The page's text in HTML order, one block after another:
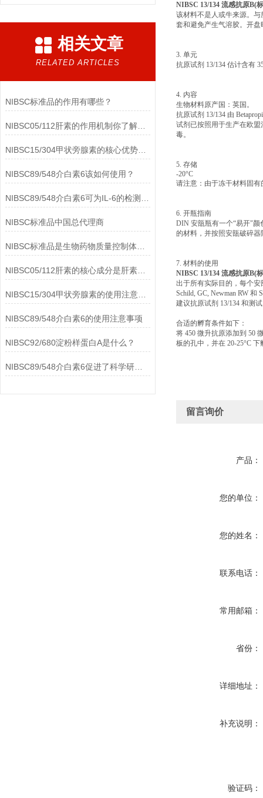
相关文章
RELATED ARTICLES
NIBSC标准品的作用有哪些？
NIBSC05/112肝素的作用机制你了解多少？
NIBSC15/304甲状旁腺素的核心优势有哪些？
NIBSC89/548介白素6该如何使用？
NIBSC标准品中国总代理商
NIBSC标准品是生物药物质量控制体系中的基础工具
NIBSC05/112肝素的核心成分是肝素钠(Heparin Sodium)
NIBSC15/304甲状旁腺素的使用注意事项
NIBSC89/548介白素6的使用注意事项
NIBSC92/680淀粉样蛋白A是什么？
NIBSC89/548介白素6促进了科学研究的进步
NIBSC 13/134 流感抗原B(
该材料不是人或牛来源。
套和避免产生气溶胶。开
3. 单元
抗原试剂 13/134 估计含有
4. 内容
生物材料原产国：英国。
抗原试剂 13/134 由
试剂已按照用于生产在欧
毒。
5. 存储
-20°C
请注意：由于冻干材料固
6. 开瓶指南
DIN 安瓿瓶有一个“易开"
的材料，并按照安瓿破碎
7. 材料的使用
NIBSC 13/134 流感抗原B(
出于所有实际目的，每个
Schild, GC, Newman RW 和
建议抗原试剂 13/134 和测
合适的孵育条件如下：
将 450 微升抗原添加到 50
板的孔中，并在 20-25°C 下
留言询价
产品：
您的单位：
您的姓名：
联系电话：
常用邮箱：
省份：
详细地址：
补充说明：
验证码：